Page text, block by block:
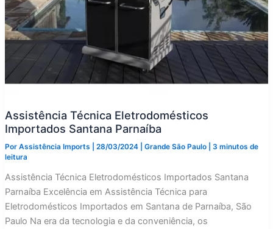
Assistência Técnica Eletrodomésticos
Importados Santana Parnaíba
Por Assistência Imports 28/03/2024 Grande São Paulo| 3 minutos de
leitura
Assistência Técnica Eletrodomésticos Importados Santana
Parnaíba Excelência em Assistência Técnica para
Eletrodomésticos Importados em Santana de Parnaíba, São
Paulo Na era da tecnologia e da conveniência, os